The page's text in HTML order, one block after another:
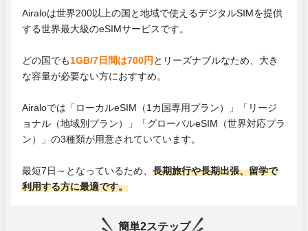
Airaloは世界200以上の国と地域で使えるデジタルSIMを提供
する世界最大級のeSIMサービスです。
どの国でも1GB/7日間は700円 とリーズナブルなため、大き
な容量が必要ない方におすすめ。
Airaloでは「ローカルeSIM（1カ国専用プラン）」「リージ
ョナル（地域別プラン）」「グローバルeSIM（世界対応プラ
ン）」の3種類が用意されていています。
最短7日～となっているため、 長期旅行や長期出張、留学で
利用する方に最適です。
簡単2ステップ